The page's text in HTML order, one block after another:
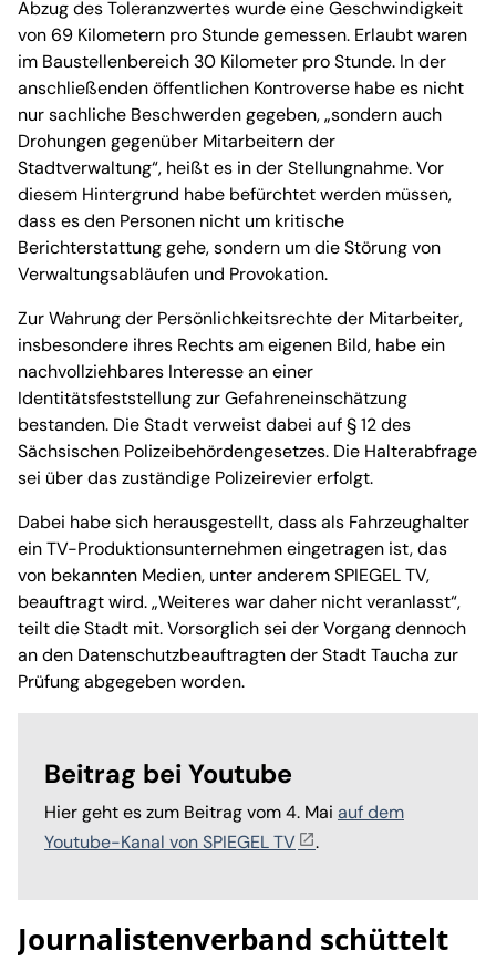
Abzug des Toleranzwertes wurde eine Geschwindigkeit
von 69 Kilometern pro Stunde gemessen. Erlaubt waren
im Baustellenbereich 30 Kilometer pro Stunde. In der
anschließenden öffentlichen Kontroverse habe es nicht
nur sachliche Beschwerden gegeben, „sondern auch
Drohungen gegenüber Mitarbeitern der
Stadtverwaltung“, heißt es in der Stellungnahme. Vor
diesem Hintergrund habe befürchtet werden müssen,
dass es den Personen nicht um kritische
Berichterstattung gehe, sondern um die Störung von
Verwaltungsabläufen und Provokation.
Zur Wahrung der Persönlichkeitsrechte der Mitarbeiter,
insbesondere ihres Rechts am eigenen Bild, habe ein
nachvollziehbares Interesse an einer
Identitätsfeststellung zur Gefahreneinschätzung
bestanden. Die Stadt verweist dabei auf § 12 des
Sächsischen Polizeibehördengesetzes. Die Halterabfrage
sei über das zuständige Polizeirevier erfolgt.
Dabei habe sich herausgestellt, dass als Fahrzeughalter
ein TV-Produktionsunternehmen eingetragen ist, das
von bekannten Medien, unter anderem SPIEGEL TV,
beauftragt wird. „Weiteres war daher nicht veranlasst“,
teilt die Stadt mit. Vorsorglich sei der Vorgang dennoch
an den Datenschutzbeauftragten der Stadt Taucha zur
Prüfung abgegeben worden.
Beitrag bei Youtube
Hier geht es zum Beitrag vom 4. Mai auf dem
Youtube-Kanal von SPIEGEL TV
.
Journalistenverband schüttelt